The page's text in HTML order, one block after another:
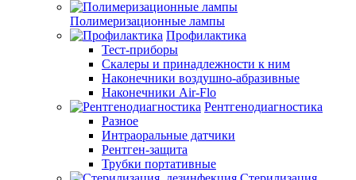
Полимеризационные лампы
Профилактика
Тест-приборы
Скалеры и принадлежности к ним
Наконечники воздушно-абразивные
Наконечники Air-Flo
Рентгенодиагностика
Разное
Интраоральные датчики
Рентген-защита
Трубки портативные